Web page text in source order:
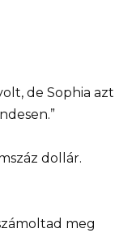
de Sophia azt
dollár.
meg